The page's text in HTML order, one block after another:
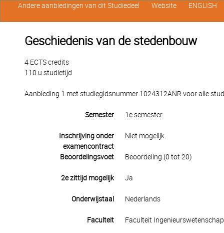
Geschiedenis van de stedenbouw
4 ECTS credits
110 u studietijd
Aanbieding 1 met studiegidsnummer 1024312ANR voor alle
Semester 1e semester
Inschrijving onder
examencontract
Niet mogelijk
Beoordelingsvoet Beoordeling (0 tot 20)
2e zittijd mogelijk Ja
Onderwijstaal Nederlands
Faculteit Faculteit
Andere aanbiedingen van dit Studiedeel Website ENGLISH